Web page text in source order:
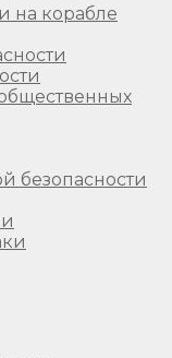
на корабле
безопасности